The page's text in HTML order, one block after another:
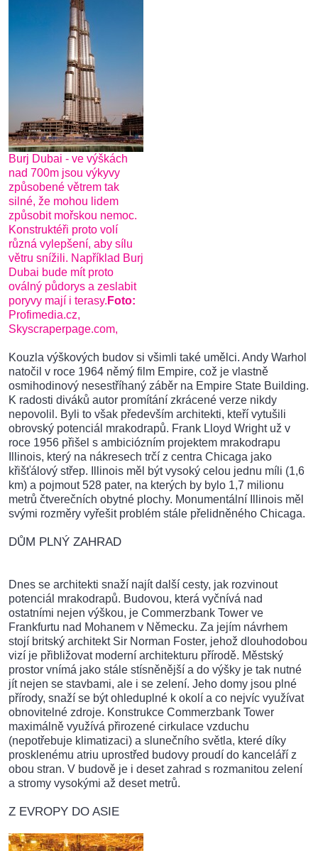
Burj Dubai - ve výškách
nad 700m jsou výkyvy
způsobené větrem tak
silné, že mohou lidem
způsobit mořskou nemoc.
Konstruktéři proto volí
různá vylepšení, aby sílu
větru snížili. Například Burj
Dubai bude mít proto
oválný půdorys a zeslabit
poryvy mají i terasy. Foto:
Profimedia.cz,
Skyscraperpage.com,
Kouzla výškových budov si všimli také umělci. Andy Warhol
natočil v roce 1964 němý film Empire, což je vlastně
osmihodinový nesestříhaný záběr na Empire State Building.
K radosti diváků autor promítání zkrácené verze nikdy
nepovolil. Byli to však především architekti, kteří vytušili
obrovský potenciál mrakodrapů. Frank Lloyd Wright už v
roce 1956 přišel s ambiciózním projektem mrakodrapu
Illinois, který na nákresech trčí z centra Chicaga jako
křišťálový střep. Illinois měl být vysoký celou jednu míli (1,6
km) a pojmout 528 pater, na kterých by bylo 1,7 milionu
metrů čtverečních obytné plochy. Monumentální Illinois měl
svými rozměry vyřešit problém stále přelidněného Chicaga.
DŮM PLNÝ ZAHRAD
Dnes se architekti snaží najít další cesty, jak rozvinout
potenciál mrakodrapů. Budovou, která vyčnívá nad
ostatními nejen výškou, je Commerzbank Tower ve
Frankfurtu nad Mohanem v Německu. Za jejím návrhem
stojí britský architekt Sir Norman Foster, jehož dlouhodobou
vizí je přibližovat moderní architekturu přírodě. Městský
prostor vnímá jako stále stísněnější a do výšky je tak nutné
jít nejen se stavbami, ale i se zelení. Jeho domy jsou plné
přírody, snaží se být ohleduplné k okolí a co nejvíc využívat
obnovitelné zdroje. Konstrukce Commerzbank Tower
maximálně využívá přirozené cirkulace vzduchu
(nepotřebuje klimatizaci) a slunečního světla, které díky
prosklenému atriu uprostřed budovy proudí do kanceláří z
obou stran. V budově je i deset zahrad s rozmanitou zelení
a stromy vysokými až deset metrů.
Z EVROPY DO ASIE